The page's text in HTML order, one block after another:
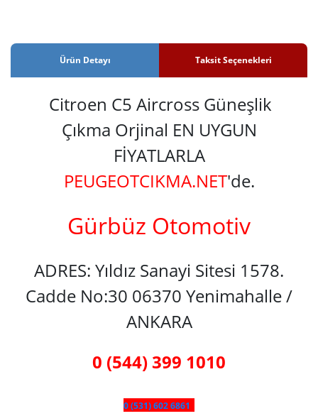
Ürün Detayı Taksit Seçenekleri
Citroen C5 Aircross Güneşlik
Çıkma Orjinal EN UYGUN
FİYATLARLA
PEUGEOTCIKMA.NET'de.
Gürbüz Otomotiv
ADRES: Yıldız Sanayi Sitesi 1578.
Cadde No:30 06370 Yenimahalle /
ANKARA
0 (544) 399 1010
0 (531) 602 6861